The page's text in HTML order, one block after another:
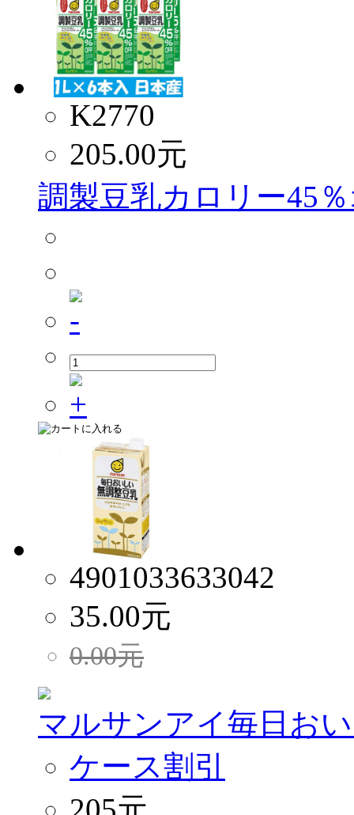
K2770
205.00元
調製豆乳カロリー45
4901033633042
35.00元
0.00元
マルサンアイ毎日お
ケース割引